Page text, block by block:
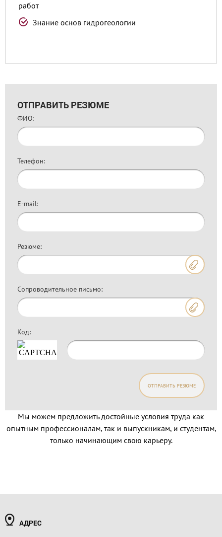
работ
Знание основ гидрогеологии
ОТПРАВИТЬ РЕЗЮМЕ
ФИО:
Телефон:
E-mail:
Резюме:
Сопроводительное письмо:
Код:
ОТПРАВИТЬ РЕЗЮМЕ
Мы можем предложить достойные условия труда как
опытным профессионалам, так и выпускникам, и студентам,
только начинающим свою карьеру.
АДРЕС